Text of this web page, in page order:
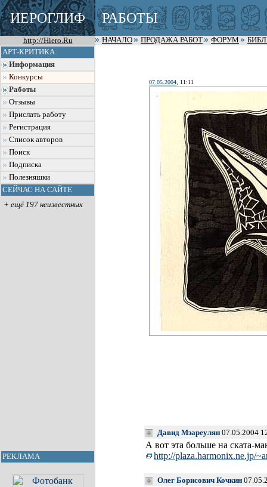
ИЕРОГЛИФ РАБОТЫ
http://Hiero.Ru НАЧАЛО ПРОДАЖА РАБОТ ФОРУМ
АРТ-КРИТИКА
Информация
Конкурсы
Работы
Отзывы
Прислать работу
Регистрация
Список авторов
Поиск
Подписка
Полезняшки
СЕЙЧАС НА САЙТЕ
+ ещё 197 неизвестных
РЕКЛАМА
07.05.2004 , 11:11
Давид Мзареулян 07.05.2004
А вот эта больше на ската-
http://plaza.harmonix.ne.jp/~a
Олег Борисович Кочкин